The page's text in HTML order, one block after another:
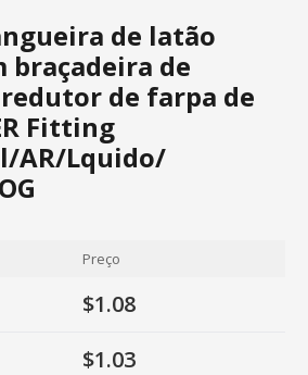
de latão
braçadeira de
de farpa de
Fitting
AR/Lquido/
Preço
$1.08
$1.03